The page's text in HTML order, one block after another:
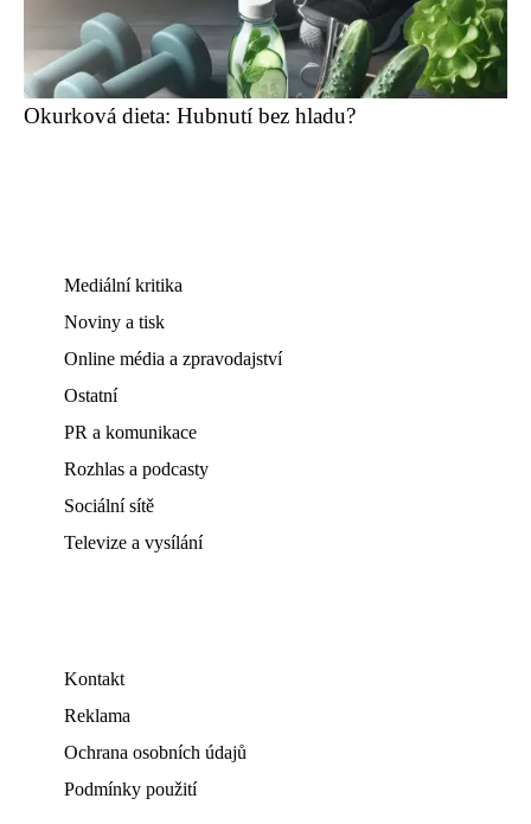
Okurková dieta: Hubnutí bez hladu?
Mediální kritika
Noviny a tisk
Online média a zpravodajství
Ostatní
PR a komunikace
Rozhlas a podcasty
Sociální sítě
Televize a vysílání
Kontakt
Reklama
Ochrana osobních údajů
Podmínky použití